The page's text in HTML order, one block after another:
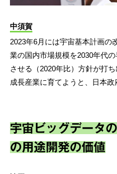
中須賀
2023年6月には宇宙基本計画の
業の国内市場規模を2030年代
させる（2020年比）方針が打
成長産業に育てようと、日本政
宇宙ビッグデータ
の用途開発の価値